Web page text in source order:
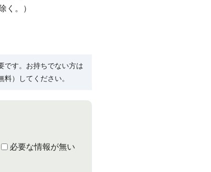
く。）
です。お持ちでない方は
）してください。
必要な情報が無い